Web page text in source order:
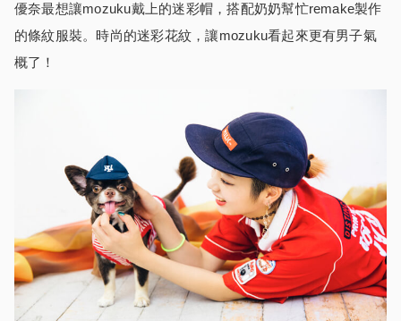
優奈最想讓mozuku戴上的迷彩帽，搭配奶奶幫忙remake製作
的條紋服裝。時尚的迷彩花紋，讓mozuku看起來更有男子氣
概了！